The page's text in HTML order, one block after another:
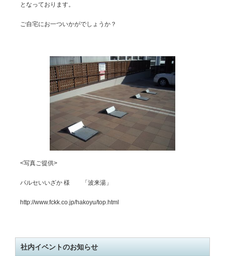
となっております。
ご自宅にお一ついかがでしょうか？
<写真ご提供>
パルセいいざか 様 「波来湯」
http://www.fckk.co.jp/hakoyu/top.html
社内イベントのお知らせ